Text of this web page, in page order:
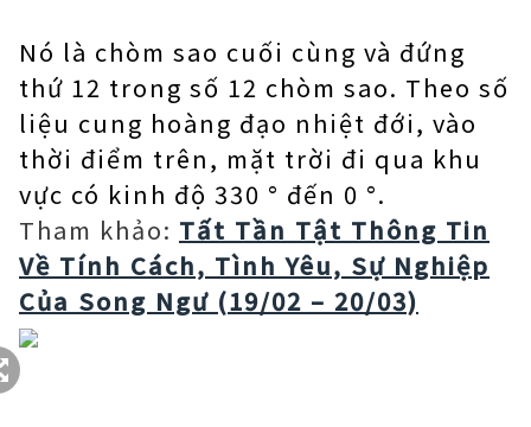
Nó là chòm sao cuối cùng và đứng
thứ 12 trong số 12 chòm sao. Theo số
liệu cung hoàng đạo nhiệt đới, vào
thời điểm trên, mặt trời đi qua khu
vực có kinh độ 330 ° đến 0 °.
Tham khảo: Tất Tần Tật Thông Tin
Về Tính Cách, Tình Yêu, Sự Nghiệp
Của Song Ngư (19/02 – 20/03)